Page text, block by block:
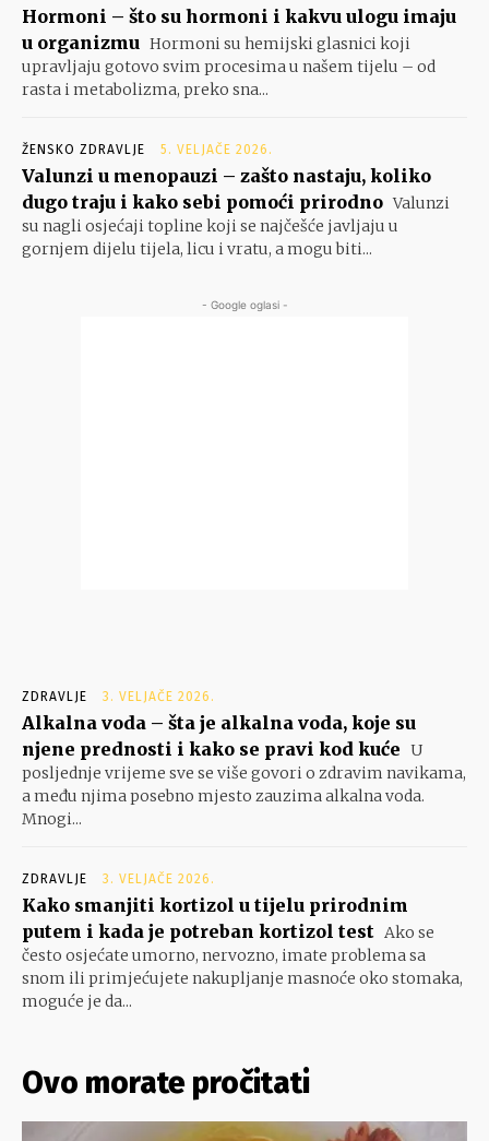
Hormoni – što su hormoni i kakvu ulogu imaju
u organizmu Hormoni su hemijski glasnici koji
upravljaju gotovo svim procesima u našem tijelu – od
rasta i metabolizma, preko sna...
ŽENSKO ZDRAVLJE 5. VELJAČE 2026.
Valunzi u menopauzi – zašto nastaju, koliko
dugo traju i kako sebi pomoći prirodno Valunzi
su nagli osjećaji topline koji se najčešće javljaju u
gornjem dijelu tijela, licu i vratu, a mogu biti...
- Google oglasi -
ZDRAVLJE 3. VELJAČE 2026.
Alkalna voda – šta je alkalna voda, koje su
njene prednosti i kako se pravi kod kuće U
posljednje vrijeme sve se više govori o zdravim navikama,
a među njima posebno mjesto zauzima alkalna voda.
Mnogi...
ZDRAVLJE 3. VELJAČE 2026.
Kako smanjiti kortizol u tijelu prirodnim
putem i kada je potreban kortizol test Ako se
često osjećate umorno, nervozno, imate problema sa
snom ili primjećujete nakupljanje masnoće oko stomaka,
moguće je da...
Ovo morate pročitati